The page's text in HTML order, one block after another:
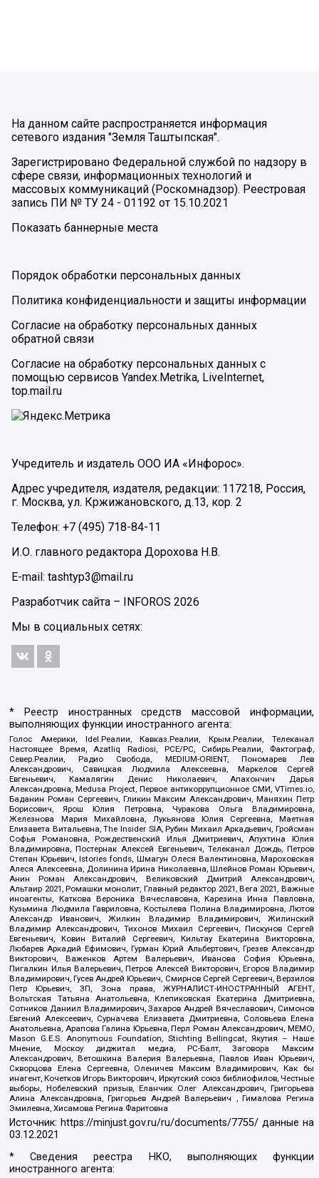
На данном сайте распространяется информация
сетевого издания "Земля Таштыпская".
Зарегистрировано Федеральной службой по надзору в
сфере связи, информационных технологий и
массовых коммуникаций (Роскомнадзор). Реестровая
запись ПИ № ТУ 24 - 01192 от 15.10.2021
Показать баннерные места
Порядок обработки персональных данных
Политика конфиденциальности и защиты информации
Согласие на обработку персональных данных
обратной связи
Согласие на обработку персональных данных с
помощью сервисов Yandex.Metrika, LiveInternet,
top.mail.ru
Учредитель и издатель ООО ИА «Инфорос».
Адрес учредителя, издателя, редакции: 117218, Россия,
г. Москва, ул. Кржижановского, д.13, кор. 2
Телефон: +7 (495) 718-84-11
И.О. главного редактора Дорохова Н.В.
E-mail: tashtyp3@mail.ru
Разработчик сайта – INFOROS 2026
Мы в социальных сетях:
* Реестр иностранных средств массовой информации,
выполняющих функции иностранного агента:
Голос Америки, Idel.Реалии, Кавказ.Реалии, Крым.Реалии, Телеканал
Настоящее Время, Azatliq Radiosi, PCE/PC, Сибирь.Реалии, Фактограф,
Север.Реалии, Радио Свобода, MEDIUM-ORIENT, Пономарев Лев
Александрович, Савицкая Людмила Алексеевна, Маркелов Сергей
Евгеньевич, Камалягин Денис Николаевич, Апахончич Дарья
Александровна, Medusa Project, Первое антикоррупционное СМИ, VTimes.io,
Баданин Роман Сергеевич, Гликин Максим Александрович, Маняхин Петр
Борисович, Ярош Юлия Петровна, Чуракова Ольга Владимировна,
Железнова Мария Михайловна, Лукьянова Юлия Сергеевна, Маетная
Елизавета Витальевна, The Insider SIA, Рубин Михаил Аркадьевич, Гройсман
Софья Романовна, Рождественский Илья Дмитриевич, Апухтина Юлия
Владимировна, Постернак Алексей Евгеньевич, Телеканал Дождь, Петров
Степан Юрьевич, Istories fonds, Шмагун Олеся Валентиновна, Мароховская
Алеся Алексеевна, Долинина Ирина Николаевна, Шлейнов Роман Юрьевич,
Анин Роман Александрович, Великовский Дмитрий Александрович,
Альтаир 2021, Ромашки монолит, Главный редактор 2021, Вега 2021, Важные
иноагенты, Каткова Вероника Вячеславовна, Карезина Инна Павловна,
Кузьмина Людмила Гавриловна, Костылева Полина Владимировна, Лютов
Александр Иванович, Жилкин Владимир Владимирович, Жилинский
Владимир Александрович, Тихонов Михаил Сергеевич, Пискунов Сергей
Евгеньевич, Ковин Виталий Сергеевич, Кильтау Екатерина Викторовна,
Любарев Аркадий Ефимович, Гурман Юрий Альбертович, Грезев Александр
Викторович, Важенков Артем Валерьевич, Иванова София Юрьевна,
Пигалкин Илья Валерьевич, Петров Алексей Викторович, Егоров Владимир
Владимирович, Гусев Андрей Юрьевич, Смирнов Сергей Сергеевич, Верзилов
Петр Юрьевич, ЗП, Зона права, ЖУРНАЛИСТ-ИНОСТРАННЫЙ АГЕНТ,
Вольтская Татьяна Анатольевна, Клепиковская Екатерина Дмитриевна,
Сотников Даниил Владимирович, Захаров Андрей Вячеславович, Симонов
Евгений Алексеевич, Сурначева Елизавета Дмитриевна, Соловьева Елена
Анатольевна, Арапова Галина Юрьевна, Перл Роман Александрович, МЕМО,
Mason G.E.S. Anonymous Foundation, Stichting Bellingcat, Якутия – Наше
Мнение, Москоу диджитал медиа, РС-Балт, Заговора Максим
Александрович, Ветошкина Валерия Валерьевна, Павлов Иван Юрьевич,
Скворцова Елена Сергеевна, Оленичев Максим Владимирович, Как бы
инагент, Кочетков Игорь Викторович, Иркутский союз библиофилов, Честные
выборы, Нобелевский призыв, Еланчик Олег Александрович, Григорьева
Алина Александровна, Григорьев Андрей Валерьевич , Гималова Регина
Эмилевна, Хисамова Регина Фаритовна
Источник: https://minjust.gov.ru/ru/documents/7755/ данные на
03.12.2021
* Сведения реестра НКО, выполняющих функции
иностранного агента: